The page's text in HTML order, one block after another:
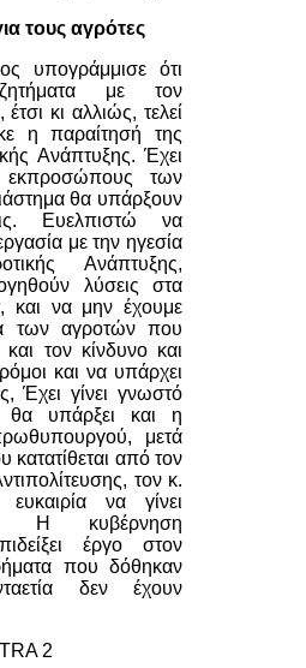
τους αγρότες
υπογράμμισε ότι
με τον
κι αλλιώς, τελεί
η παραίτησή της
Ανάπτυξης. Έχει
εκπροσώπους των
θα υπάρξουν
Ευελπιστώ να
με την ηγεσία
Ανάπτυξης,
λύσεις στα
και να μην έχουμε
των αγροτών που
τον κίνδυνο και
και να υπάρχει
Έχει γίνει γνωστό
θα υπάρξει και η
μετά
από τον
τον κ.
να γίνει
Η κυβέρνηση
έργο στον
που δόθηκαν
δεν έχουν